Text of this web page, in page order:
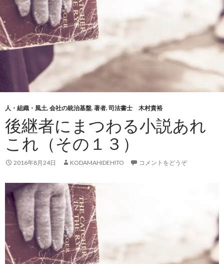
人・組織・風土, 会社の統治基盤, 著者, 司法書士 木村貴裕
後継者にまつわる小説あれ
これ（その１３）
2016年8月24日 KODAMAHIDEHITO コメントをどうぞ